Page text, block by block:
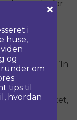
derfor
via
anfør ‘In
sekretariatet,
eller at
i
huse,
og
om
tips til
hvordan
×